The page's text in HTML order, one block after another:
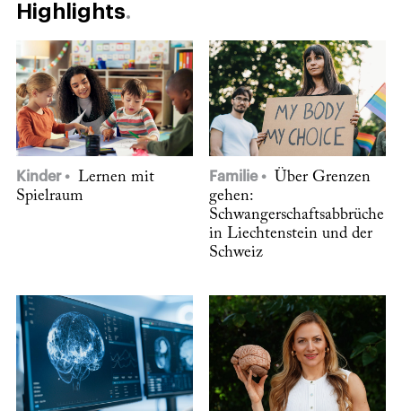
Highlights
Kinder
Lernen mit
Spielraum
Familie
Über Grenzen
gehen:
Schwangerschaftsabbrüche
in Liechtenstein und der
Schweiz